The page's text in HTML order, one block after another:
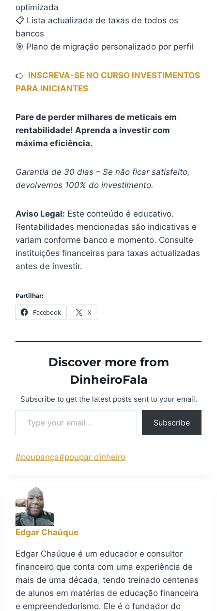
optimizada
📋 Lista actualizada de taxas de todos os
bancos
🎯 Plano de migração personalizado por perfil
👉 INSCREVA-SE NO CURSO INVESTIMENTOS
PARA INICIANTES
Pare de perder milhares de meticais em
rentabilidade! Aprenda a investir com
máxima eficiência.
Garantia de 30 dias – Se não ficar satisfeito,
devolvemos 100% do investimento.
Aviso Legal: Este conteúdo é educativo.
Rentabilidades mencionadas são indicativas e
variam conforme banco e momento. Consulte
instituições financeiras para taxas actualizadas
antes de investir.
Partilhar:
Facebook X
Discover more from
DinheiroFala
Subscribe to get the latest posts sent to your email.
Subscribe
#poupança#poupar dinheiro
Edgar Chaúque
Edgar Chaúque é um educador e consultor
financeiro que conta com uma experiência de
mais de uma década, tendo treinado centenas
de alunos em matérias de educação financeira
e empreendedorismo. Ele é o fundador do